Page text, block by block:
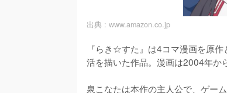
出典 : www.amazon.co.jp
『らき☆すた』は4コマ漫画を原
活を描いた作品。漫画は2004年か
泉こなたは本作の主人公で、ゲー